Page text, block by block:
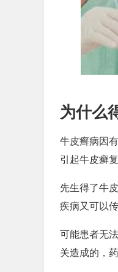
为什么
牛皮癣病因
引起牛皮癣复
先生得了牛
疾病又可以
可能患者无
关造成的，